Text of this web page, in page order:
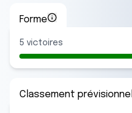
Forme
5 victoires
Classement prévisionnel